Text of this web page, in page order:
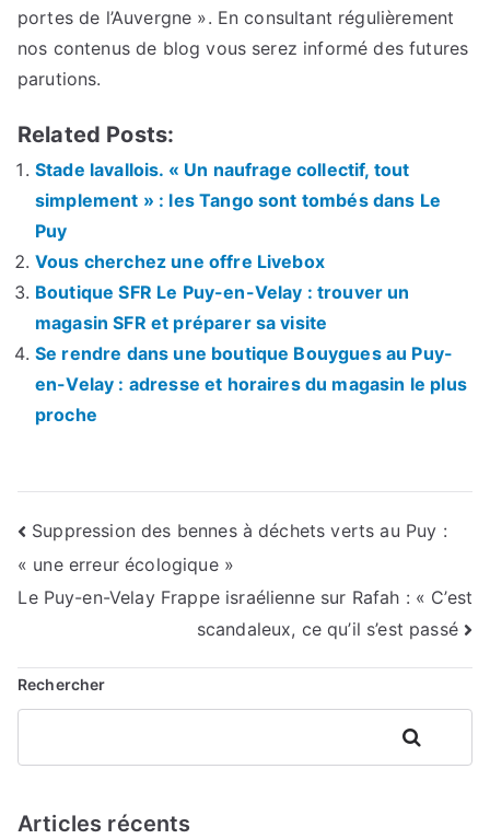
portes de l’Auvergne ». En consultant régulièrement
nos contenus de blog vous serez informé des futures
parutions.
Related Posts:
Stade lavallois. « Un naufrage collectif, tout
simplement » : les Tango sont tombés dans Le
Puy
Vous cherchez une offre Livebox
Boutique SFR Le Puy-en-Velay : trouver un
magasin SFR et préparer sa visite
Se rendre dans une boutique Bouygues au Puy-
en-Velay : adresse et horaires du magasin le plus
proche
Navigation
de
Suppression des bennes à déchets verts au Puy :
« une erreur écologique »
Le Puy-en-Velay Frappe israélienne sur Rafah : « C’est
scandaleux, ce qu’il s’est passé
Rechercher
Rechercher
Articles récents